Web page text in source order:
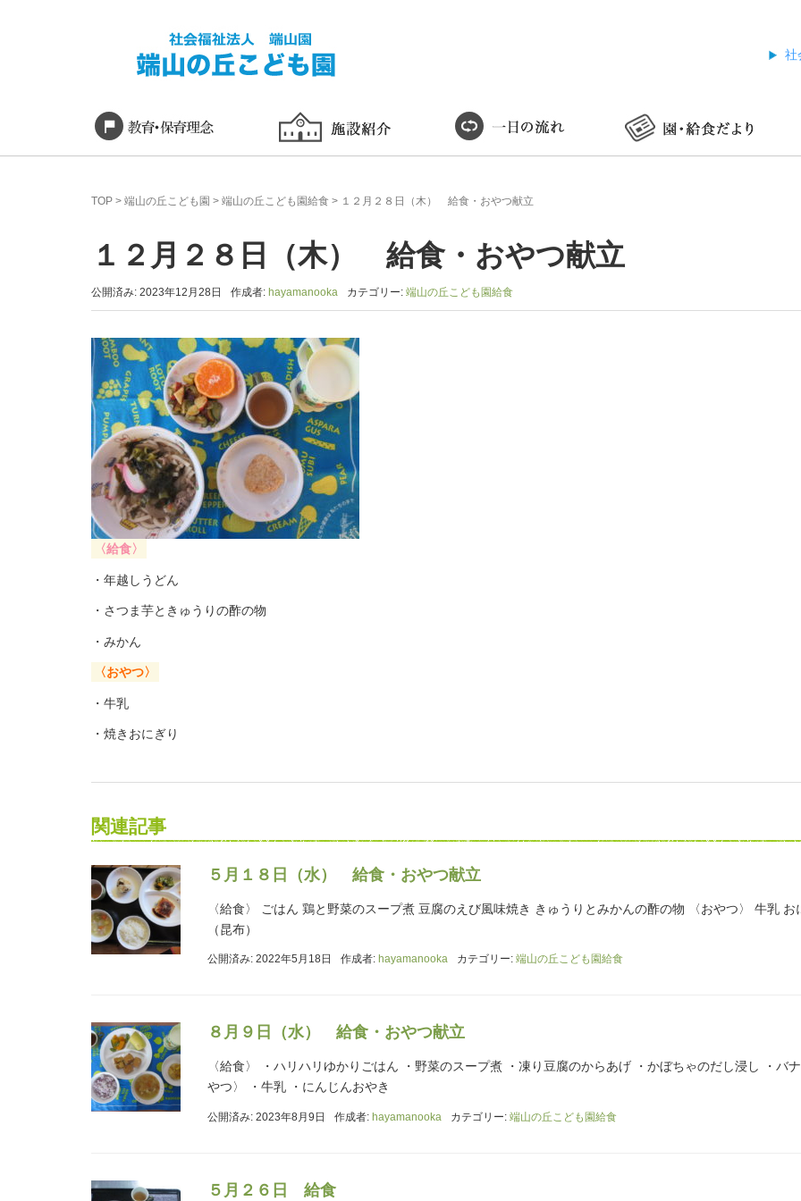
社
TOP > 端山の丘こども園 > 端山の丘こども園給食 > １２月２８日（木） 給食・おやつ献立
１２月２８日（木） 給食・おやつ献立
公開済み: 2023年12月28日 作成者: hayamanooka カテゴリー: 端山の丘こども園給食
〈給食〉
・年越しうどん
・さつま芋ときゅうりの酢の物
・みかん
〈おやつ〉
・牛乳
・焼きおにぎり
関連記事
５月１８日（水） 給食・おやつ献立
〈給食〉 ごはん 鶏と野菜のスープ煮 豆腐のえび風味焼き きゅうりとみかんの酢の物 〈おやつ〉 牛乳 お
（昆布）
公開済み: 2022年5月18日 作成者: hayamanooka カテゴリー: 端山の丘こども園給食
８月９日（水） 給食・おやつ献立
〈給食〉 ・ハリハリゆかりごはん ・野菜のスープ煮 ・凍り豆腐のからあげ ・かぼちゃのだし浸し ・バ
やつ〉 ・牛乳 ・にんじんおやき
公開済み: 2023年8月9日 作成者: hayamanooka カテゴリー: 端山の丘こども園給食
５月２６日 給食